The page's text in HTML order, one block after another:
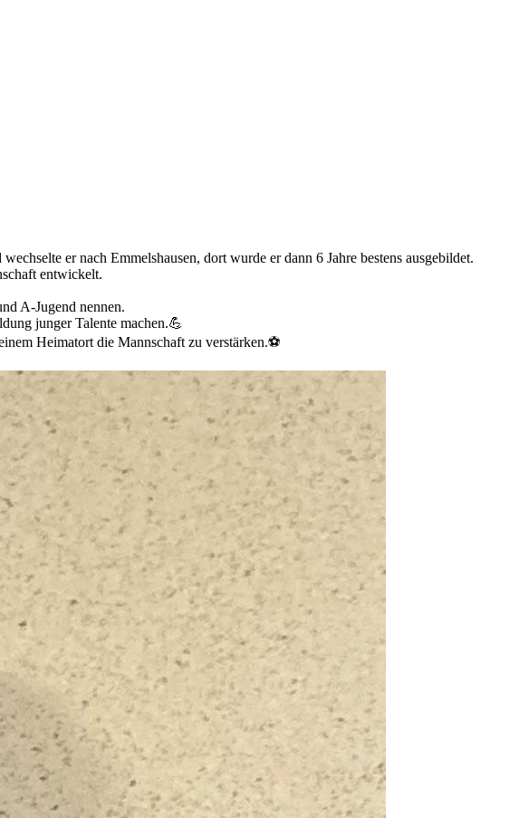
er nach Emmelshausen, dort wurde er dann 6 Jahre bestens ausgebildet.
entwickelt.
A-Jugend nennen.
junger Talente machen.💪
Heimatort die Mannschaft zu verstärken.⚽